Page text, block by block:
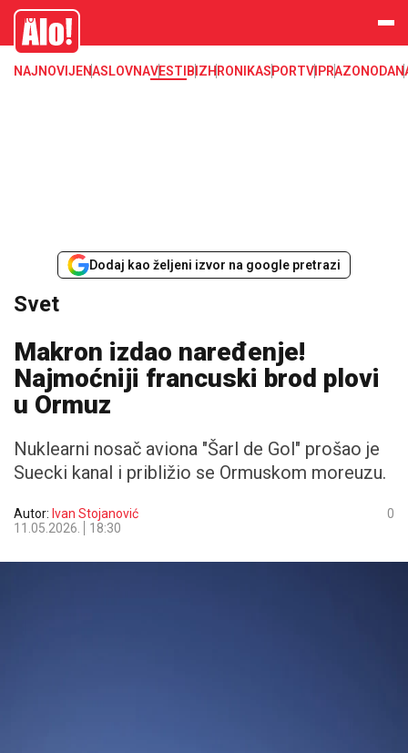
Svet, Ruske vesti, Planeta, Region
Alo
NAJNOVIJENASLOVNAVESTI BIZHRONIKASPORTVIPRAZONODA
Dodaj kao željeni izvor na google pretrazi
Svet
Makron izdao naređenje!
Najmoćniji francuski brod plovi
u Ormuz
Nuklearni nosač aviona "Šarl de Gol" prošao je
Suecki kanal i približio se Ormuskom moreuzu.
Autor: Ivan Stojanović
11.05.2026.
18:30
0